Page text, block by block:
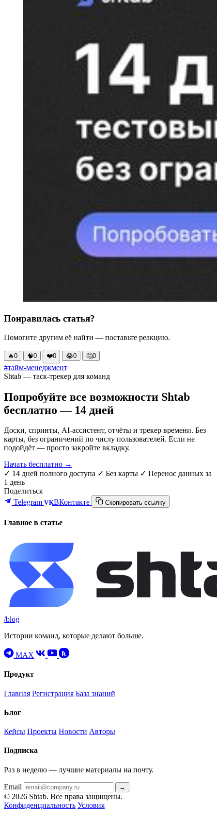
Понравилась статья?
Помогите другим её найти — поставьте реакцию.
🔥0 🧠0 ❤️0 😂0 🤔0
#тайм-менеджмент
Shtab — таск-трекер для команд
Попробуйте все возможности Shtab
бесплатно — 14 дней
Доски, спринты, AI-ассистент, отчёты и трекер времени. Без
карты, без ограничений по числу пользователей. Если не
подойдёт — просто закройте вкладку.
Начать бесплатно →
✓ 14 дней полного доступа ✓ Без карты ✓ Перенос данных за
1 день
Поделиться
Telegram VKВКонтакте Скопировать ссылку
Главное в статье
/blog
Истории команд, которые делают больше.
MAX
Продукт
Главная Регистрация База знаний
Блог
Кейсы Проекты Новости Авторы
Подписка
Раз в неделю — лучшие материалы на почту.
Email →
© 2026 Shtab. Все права защищены.
Конфиденциальность Условия